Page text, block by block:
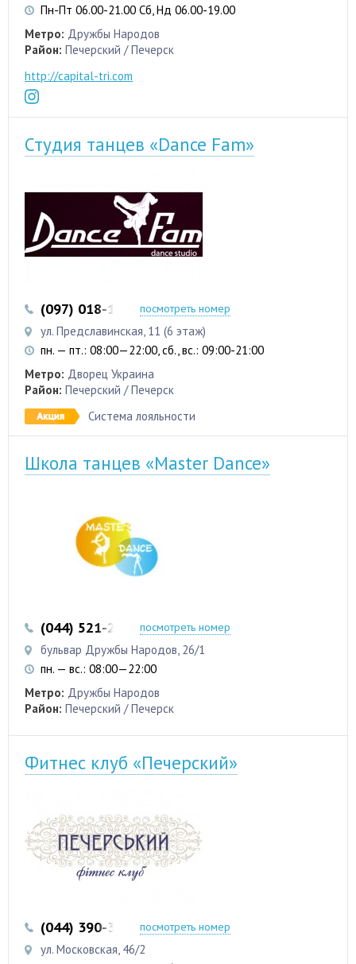
Пн-Пт 06.00-21.00 Сб, Нд 06.00-19.00
Метро: Дружбы Народов
Район: Печерский / Печерск
http://capital-tri.com
Студия танцев «Dance Fam»
(097) 018-12-87посмотреть номер
ул. Предславинская, 11 (6 этаж)
пн. — пт.: 08:00—22:00, сб., вс.: 09:00-21:00
Метро: Дворец Украина
Район: Печерский / Печерск
Система лояльности
Школа танцев «Master Dance»
(044) 521-20-24 (093) 622-50-83
посмотреть номер
бульвар Дружбы Народов, 26/1
пн. — вс.: 08:00—22:00
Метро: Дружбы Народов
Район: Печерский / Печерск
Фитнес клуб «Печерский»
(044) 390-35-50посмотреть номер
ул. Московская, 46/2